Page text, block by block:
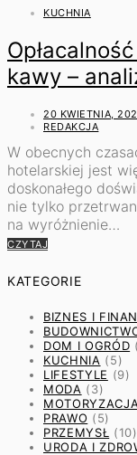
KUCHNIA
kawy –
20 KWIETNIA,
REDAKCJA
W obecnych
hotelarskiej jest
doskonałego
nie tylko
na wyróżnienie…
CZYTAJ
KATEGORIE
BIZNES I
DOM I OGRÓD
KUCHNIA (5)
LIFESTYLE (9)
MODA (3)
MOTORYZACJA
PRAWO (5)
PRZEMYSŁ (10)
URODA I